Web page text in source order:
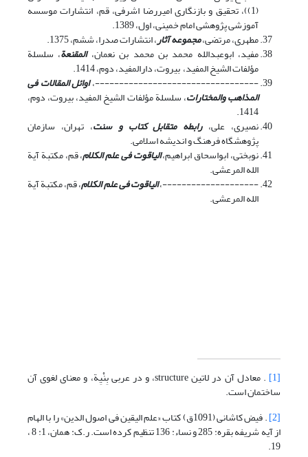
(1))، تحقیق و بازنگاری امیررضا اشرفی، قم، انتشارات موسسه
آموزشی پژوهشی امام خمینی، اول، 1389.
مطهرى، مرتضى،مجموعه آثار، انتشارات صدرا، ششم، 1375.
مفید، ابوعبدالله محمد بن محمد بن نعمان،المقنعة، سلسلة
مؤلفات الشیخ المفید، بیروت، دارالمفید، دوم، 1414.
----------------------------------،اوائل المقالات فی
المذاهب والمختارات، سلسلة مؤلفات الشیخ المفید، بیروت، دوم،
1414.
نصیری، علی،رابطه متقابل کتاب و سنت، تهران، سازمان
پژوهشگاه فرهنگ و اندیشه اسلامی.
نوبختی، ابواسحاق ابراهیم،الیاقوت فی علم الکلام، قم، مکتبة آیة
الله المرعشی.
--------------------،الیاقوت فی علم الکلام، قم، مکتبة آیة
الله المرعشی.
[1] . معادل آن در لاتین structure، و در عربی بِنْیِة، و معنای لغوی آن
ساختمان است.
[2]
. فیض کاشانی (1091ق) کتاب «علم الیقین فی اصول الدین» را با الهام
از آیه شریفه بقره: 285 و نساء: 136 تنظیم کرده است. ر.ک: همان، 1: 8 ،
19.